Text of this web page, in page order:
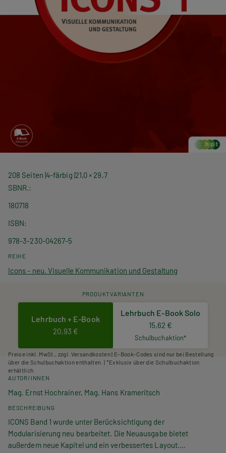
208 Seiten 4-färbig 21,0 × 29,7
SBNR.
180718
ISBN
978-3-230-04267-5
REIHE
Icons - neu. Visuelle Kommunikation und Gestaltung
PRODUKTVARIANTEN
Lehrbuch + E-Book
20,93 €
Lehrbuch E-Book Solo
15,62 €
Schulbuchaktion*
Preise inkl. MwSt., zzgl. Versandkosten | E-Book-Codes sind nur bei Bestellung
über die Schulbuchaktion enthalten. | *Exklusiv über die Schulbuchaktion
erhältlich.
AUTOR/INNEN
Mag. Ernst Hochrainer, Mag. Hans Krameritsch
BESCHREIBUNG
ICONS Band 1 wurde unter Berücksichtigung der
Modularisierung neu bearbeitet. Die Neuausgabe bietet
außerdem neue Kapitel und ein verbessertes Layout.